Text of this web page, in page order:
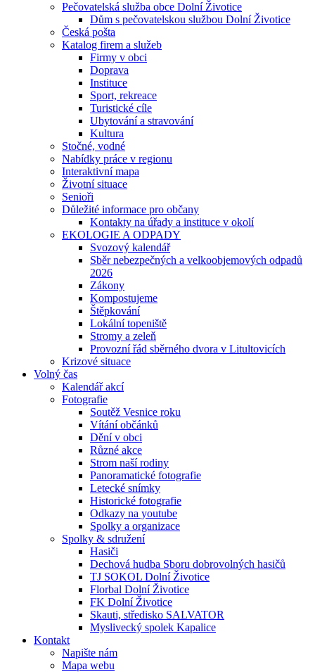
Pečovatelská služba obce Dolní Životice
Dům s pečovatelskou službou Dolní Životice
Česká pošta
Katalog firem a služeb
Firmy v obci
Doprava
Instituce
Sport, rekreace
Turistické cíle
Ubytování a stravování
Kultura
Stočné, vodné
Nabídky práce v regionu
Interaktivní mapa
Životní situace
Senioři
Důležité informace pro občany
Kontakty na úřady a instituce v okolí
EKOLOGIE A ODPADY
Svozový kalendář
Sběr nebezpečných a velkoobjemových odpadů
2026
Zákony
Kompostujeme
Štěpkování
Lokální topeniště
Stromy a zeleň
Provozní řád sběrného dvora v Litultovicích
Krizové situace
Volný čas
Kalendář akcí
Fotografie
Soutěž Vesnice roku
Vítání občánků
Dění v obci
Různé akce
Strom naší rodiny
Panoramatické fotografie
Letecké snímky
Historické fotografie
Odkazy na youtube
Spolky a organizace
Spolky & sdružení
Hasiči
Dechová hudba Sboru dobrovolných hasičů
TJ SOKOL Dolní Životice
Florbal Dolní Životice
FK Dolní Životice
Skauti, středisko SALVATOR
Myslivecký spolek Kapalice
Kontakt
Napište nám
Mapa webu